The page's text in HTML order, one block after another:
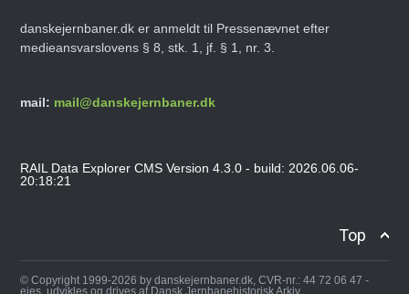
danskejernbaner.dk er anmeldt til Pressenævnet efter
medieansvarslovens § 8, stk. 1, jf. § 1, nr. 3.
mail: mail@danskejernbaner.dk
RAIL Data Explorer CMS Version 4.3.0 - build: 2026.06.06-
20:18:21
Top
© Copyright 1999-2026 by danskejernbaner.dk, CVR-nr.: 44 72 06 47 -